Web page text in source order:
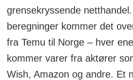
grensekryssende
beregninger kommer det
fra Temu til Norge – hver
kommer varer fra aktører
Wish, Amazon og andre. Et